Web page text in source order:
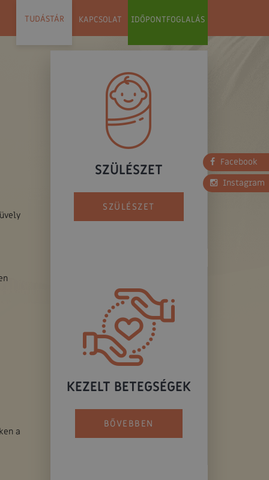
TUDÁSTÁR KAPCSOLAT IDŐPONTFOGLALÁS
Facebook
Instagram
a
SZÜLÉSZET
SZÜLÉSZET
KEZELT BETEGSÉGEK
BŐVEBBEN